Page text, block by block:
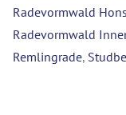
Radevormwald
Radevormwald
Remlingrade,